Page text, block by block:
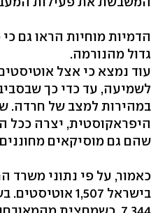
הדמיות מוחיות הראו גם
גדול מהנורמה.
עוד נמצא כי אצל
לשמיעה, עד כדי כך
במהירות למצב של חרדה.
היפראקוסטית, יצרה ככל
שהם גם מוסיקאים מחוננים